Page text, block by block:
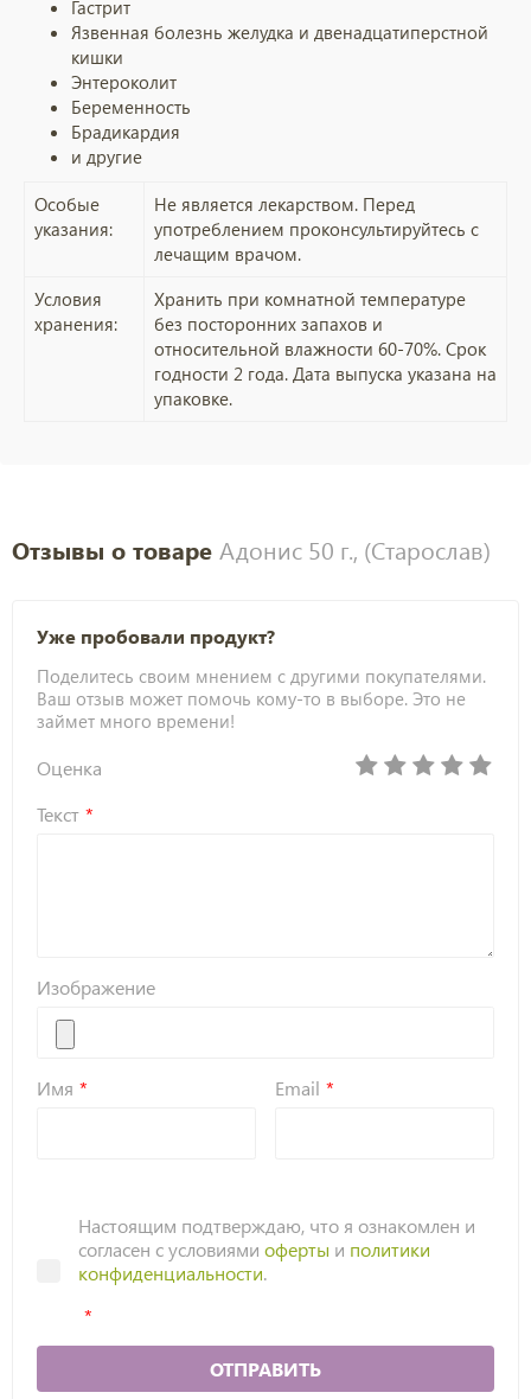
Гастрит
Язвенная болезнь желудка и двенадцатиперстной
кишки
Энтероколит
Беременность
Брадикардия
и другие
Особые
указания:
Не является лекарством. Перед
употреблением проконсультируйтесь с
лечащим врачом.
Условия
хранения:
Хранить при комнатной температуре
без посторонних запахов и
относительной влажности 60-70%. Срок
годности 2 года. Дата выпуска указана на
упаковке.
Отзывы о товаре Адонис 50 г., (Старослав)
Уже пробовали продукт?
Поделитесь своим мнением с другими покупателями.
Ваш отзыв может помочь кому-то в выборе. Это не
займет много времени!
Оценка
Текст
Изображение
Имя Email
Настоящим подтверждаю, что я ознакомлен и
согласен с условиями оферты и политики
конфиденциальности.
ОТПРАВИТЬ